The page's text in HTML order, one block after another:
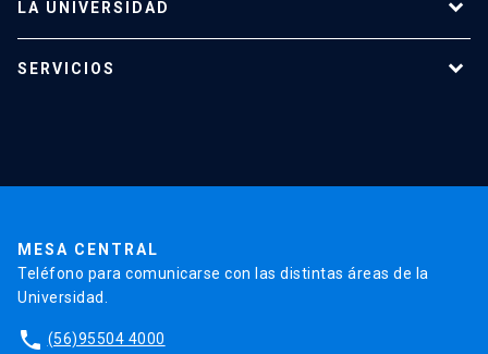
LA UNIVERSIDAD
Investigación
SERVICIOS
MESA CENTRAL
Teléfono para comunicarse con las distintas áreas de la
Universidad.
phone (56)95504 4000